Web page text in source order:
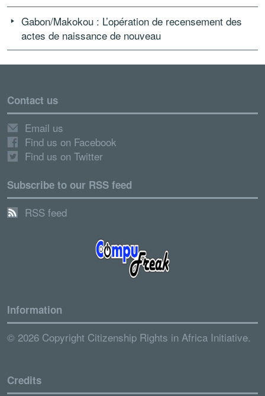
Gabon/Makokou : L’opération de recensement des
actes de naissance de nouveau
Contact us
Email us
Find us on Facebook
Find us on Twitter
Subscribe to our RSS feed
RSS feed
Information
© 2026 Copyright Citizenship Rights in Africa Initiative.
Credits